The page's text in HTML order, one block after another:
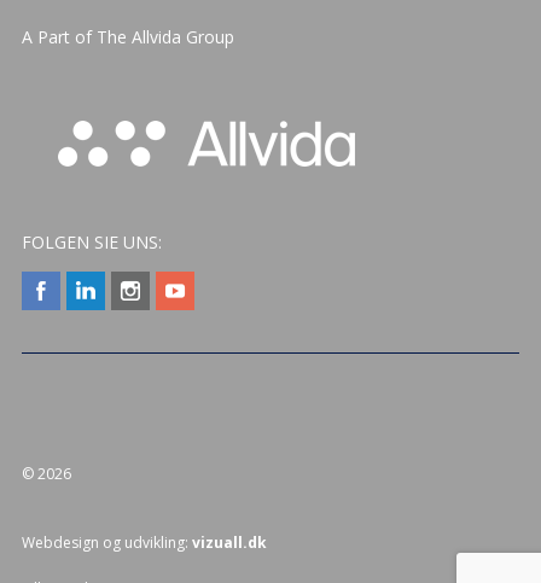
A Part of The Allvida Group
FOLGEN SIE UNS:
© 2026
Webdesign og udvikling: vizuall.dk